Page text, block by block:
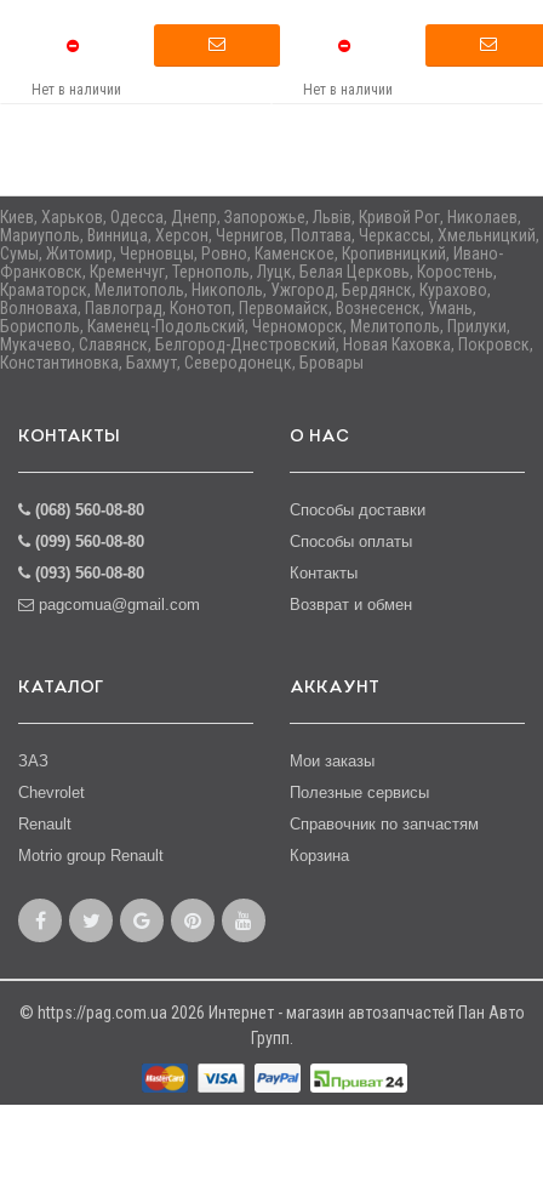
Нет в наличии Нет в наличии
Киев, Харьков, Одесса, Днепр, Запорожье, Львів, Кривой Рог, Николаев,
Мариуполь, Винница, Херсон, Чернигов, Полтава, Черкассы, Хмельницкий,
Сумы, Житомир, Черновцы, Ровно, Каменское, Кропивницкий, Ивано-
Франковск, Кременчуг, Тернополь, Луцк, Белая Церковь, Коростень,
Краматорск, Мелитополь, Никополь, Ужгород, Бердянск, Курахово,
Волноваха, Павлоград, Конотоп, Первомайск, Вознесенск, Умань,
Борисполь, Каменец-Подольский, Черноморск, Мелитополь, Прилуки,
Мукачево, Славянск, Белгород-Днестровский, Новая Каховка, Покровск,
Константиновка, Бахмут, Северодонецк, Бровары
КОНТАКТЫ
(068) 560-08-80
(099) 560-08-80
(093) 560-08-80
pagcomua@gmail.com
О НАС
Способы доставки
Способы оплаты
Контакты
Возврат и обмен
КАТАЛОГ
ЗАЗ
Chevrolet
Renault
Motrio group Renault
АККАУНТ
Мои заказы
Полезные сервисы
Справочник по запчастям
Корзина
© https://pag.com.ua 2026 Интернет - магазин автозапчастей Пан Авто
Групп.